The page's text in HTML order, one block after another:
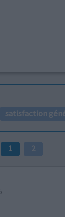
satisfaction
1 2